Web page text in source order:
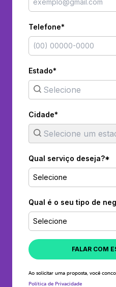
Telefone*
Estado*
Cidade*
Qual serviço deseja?*
Selecione
Qual é o seu tipo de
Selecione
FALAR COM
Ao solicitar uma proposta, você
Política de Privacidade